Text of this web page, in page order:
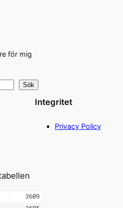
för mig
Sök
Integritet
Privacy Policy